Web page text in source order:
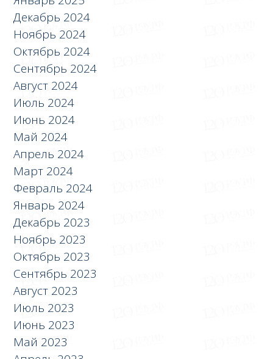
Декабрь 2024
Ноябрь 2024
Октябрь 2024
Сентябрь 2024
Август 2024
Июль 2024
Июнь 2024
Май 2024
Апрель 2024
Март 2024
Февраль 2024
Январь 2024
Декабрь 2023
Ноябрь 2023
Октябрь 2023
Сентябрь 2023
Август 2023
Июль 2023
Июнь 2023
Май 2023